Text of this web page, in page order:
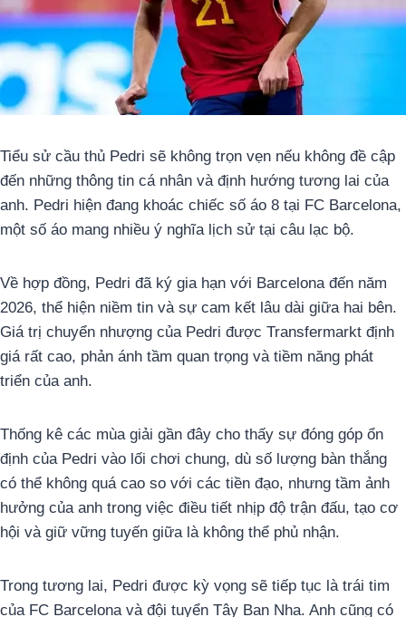
Tiểu sử cầu thủ Pedri sẽ không trọn vẹn nếu không đề cập
đến những thông tin cá nhân và định hướng tương lai của
anh. Pedri hiện đang khoác chiếc số áo 8 tại FC Barcelona,
một số áo mang nhiều ý nghĩa lịch sử tại câu lạc bộ.
Về hợp đồng, Pedri đã ký gia hạn với Barcelona đến năm
2026, thể hiện niềm tin và sự cam kết lâu dài giữa hai bên.
Giá trị chuyển nhượng của Pedri được Transfermarkt định
giá rất cao, phản ánh tầm quan trọng và tiềm năng phát
triển của anh.
Thống kê các mùa giải gần đây cho thấy sự đóng góp ổn
định của Pedri vào lối chơi chung, dù số lượng bàn thắng
có thể không quá cao so với các tiền đạo, nhưng tầm ảnh
hưởng của anh trong việc điều tiết nhịp độ trận đấu, tạo cơ
hội và giữ vững tuyến giữa là không thể phủ nhận.
Trong tương lai, Pedri được kỳ vọng sẽ tiếp tục là trái tim
của FC Barcelona và đội tuyển Tây Ban Nha. Anh cũng có